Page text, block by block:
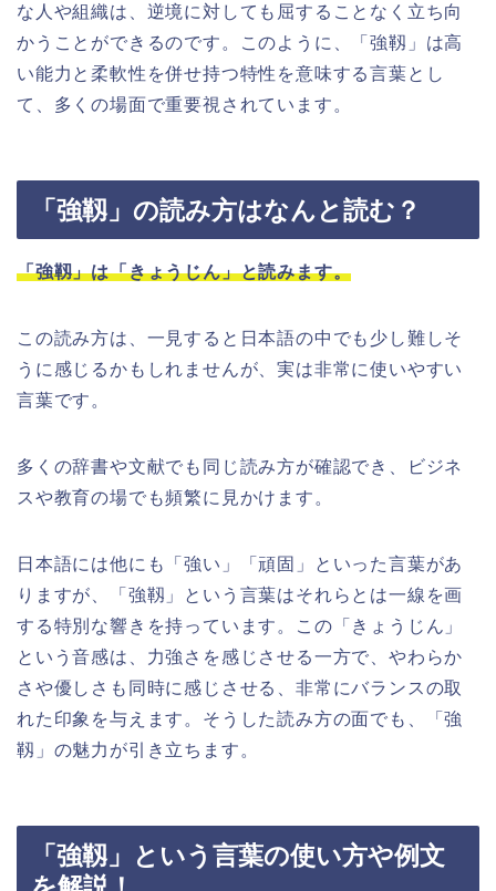
な人や組織は、逆境に対しても屈することなく立ち向
かうことができるのです。このように、「強靱」は高
い能力と柔軟性を併せ持つ特性を意味する言葉とし
て、多くの場面で重要視されています。
「強靱」の読み方はなんと読む？
「強靱」は「きょうじん」と読みます。
この読み方は、一見すると日本語の中でも少し難しそ
うに感じるかもしれませんが、実は非常に使いやすい
言葉です。
多くの辞書や文献でも同じ読み方が確認でき、ビジネ
スや教育の場でも頻繁に見かけます。
日本語には他にも「強い」「頑固」といった言葉があ
りますが、「強靱」という言葉はそれらとは一線を画
する特別な響きを持っています。この「きょうじん」
という音感は、力強さを感じさせる一方で、やわらか
さや優しさも同時に感じさせる、非常にバランスの取
れた印象を与えます。そうした読み方の面でも、「強
靱」の魅力が引き立ちます。
「強靱」という言葉の使い方や例文